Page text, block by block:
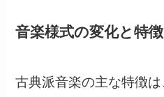
音楽様式の変化と特徴
古典派音楽の主な特徴